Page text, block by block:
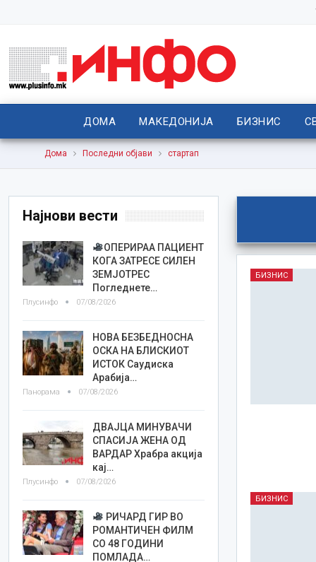
ДОМА МАКЕДОНИЈА БИЗНИС
Дома Последни објави стартап
БИЗНИС
БИЗНИС
Најнови вести
ОПЕРИРАА ПАЦИЕНТ
КОГА ЗАТРЕСЕ СИЛЕН
ЗЕМЈОТРЕС
Погледнете…
Плусинфо 07/08/2026
НОВА БЕЗБЕДНОСНА
ОСКА НА БЛИСКИОТ
ИСТОК Саудиска
Арабија…
Панорама 07/08/2026
ДВАЈЦА МИНУВАЧИ
СПАСИЈА ЖЕНА ОД
ВАРДАР Храбра акција
кај…
Плусинфо 07/08/2026
РИЧАРД ГИР ВО
РОМАНТИЧЕН ФИЛМ
СО 48 ГОДИНИ
ПОМЛАДА…